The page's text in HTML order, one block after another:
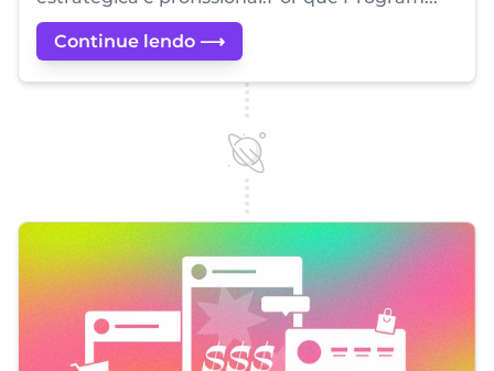
Continue lendo ⟶